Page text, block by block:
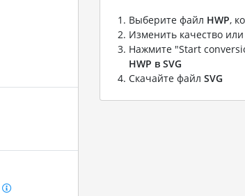
Выберите файл HWP,
Изменить качество
Нажмите "Start
HWP в SVG
Скачайте файл SVG